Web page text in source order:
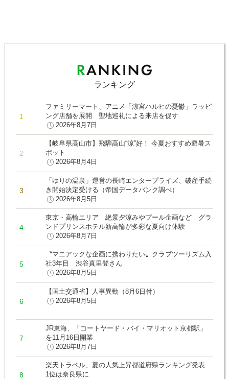
ランキング
ファミリーマート、アニメ「涼宮ハルヒの憂鬱」ラッピ
ング店舗を展開 聖地巡礼による来店を促す
2026年8月7日
【岐阜県高山市】飛騨高山“涼”好！ 今夏おすすめ避暑ス
ポット
2026年8月4日
「ゆりの温泉」運営の長崎エンタープライズ、破産手続
き開始決定受ける（帝国データバンク調べ）
2026年8月5日
東京・高輪エリア 絶景夕涼みやプール企画など グラ
ンドプリンスホテル新高輪が多彩な夏向け体験
2026年8月7日
〝マニアックな企画に携わりたい〟クラブツーリズム入
社3年目 渋谷真里登さん
2026年8月5日
【国土交通省】人事異動（8月6日付）
2026年8月5日
JR東海、「コートヤード・バイ・マリオット京都駅」
を11月16日開業
2026年8月7日
楽天トラベル、夏の人気上昇都道府県ランキング発表
1位は奈良県に